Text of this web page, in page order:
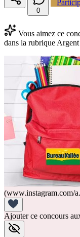
0
Vous aimez ce
dans la rubrique
(www.instagram.com/
Ajouter ce concours